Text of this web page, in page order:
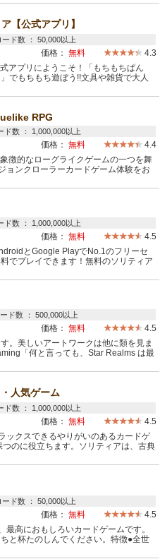
【公式アプリ】
ード数 ： 50,000以上
価格： 無料
4.3
アプリにようこそ！「もちもちぱん
でもちもち遊ぼう!!文具や雑貨で大人
RPG
ド数 ： 1,000,000以上
価格： 無料
4.4
徴的なローグライクゲームの一つを舞
ョンクローラーカードゲーム体験をお
ド数 ： 1,000,000以上
価格： 無料
4.5
とGoogle PlayでNo.1のフリーセ
でプレイできます！無料のソリティア
ド数 ： 500,000以上
価格： 無料
4.5
。美しいアートワークは他に類を見ま
「何と言っても、Star Realms は最
人気ゲーム
ド数 ： 1,000,000以上
価格： 無料
4.5
クスできるやりがいのあるカードゲ
のに役立ちます。ソリティアは、古典
ード数 ： 50,000以上
価格： 無料
4.5
高におもしろいカードゲームです。
と杯たのしんでください。特徴●全世